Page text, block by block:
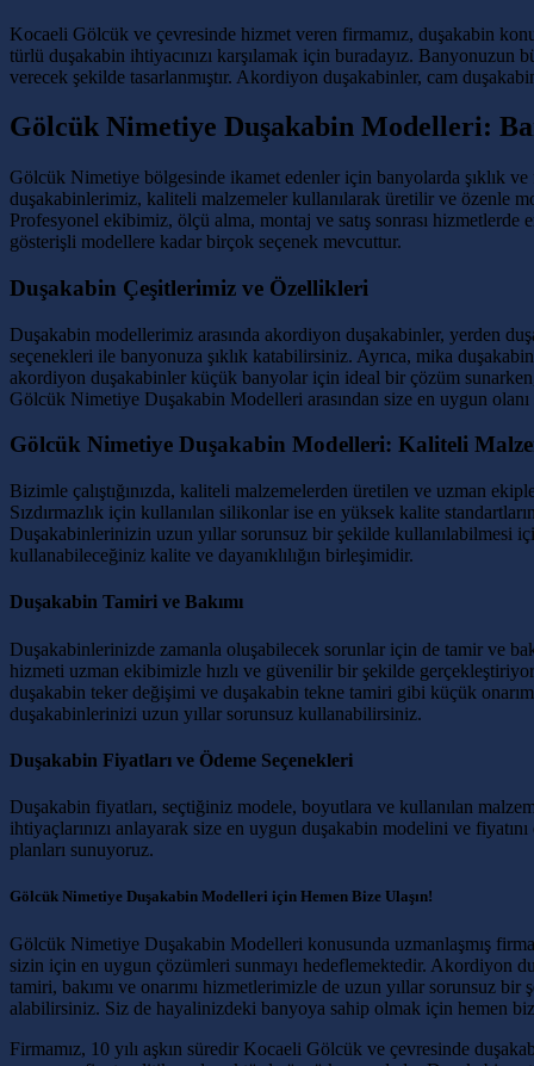
Kocaeli Gölcük ve çevresinde hizmet veren firmamız, duşakabin
türlü duşakabin ihtiyacınızı karşılamak için buradayız.
verecek şekilde tasarlanmıştır. Akordiyon duşakabinler, cam
Gölcük Nimetiye Duşakabin Modelleri:
Gölcük Nimetiye bölgesinde ikamet edenler için banyolarda şıklık
duşakabinlerimiz, kaliteli malzemeler kullanılarak üretilir ve özenle
Profesyonel ekibimiz, ölçü alma, montaj ve satış sonrası
gösterişli modellere kadar birçok seçenek mevcuttur.
Duşakabin Çeşitlerimiz ve Özellikleri
Duşakabin modellerimiz arasında akordiyon duşakabinler, yerden
seçenekleri ile banyonuza şıklık katabilirsiniz. Ayrıca, mika
akordiyon duşakabinler küçük banyolar için ideal bir çözüm
Gölcük Nimetiye Duşakabin Modelleri arasından size en uygun
Gölcük Nimetiye Duşakabin Modelleri: Kaliteli
Bizimle çalıştığınızda, kaliteli malzemelerden üretilen ve uzman
Sızdırmazlık için kullanılan silikonlar ise en yüksek kalite
Duşakabinlerinizin uzun yıllar sorunsuz bir şekilde kullanılabilmesi
kullanabileceğiniz kalite ve dayanıklılığın birleşimidir.
Duşakabin Tamiri ve Bakımı
Duşakabinlerinizde zamanla oluşabilecek sorunlar için de tamir ve
hizmeti uzman ekibimizle hızlı ve güvenilir bir şekilde
duşakabin teker değişimi ve duşakabin tekne tamiri gibi küçük
duşakabinlerinizi uzun yıllar sorunsuz kullanabilirsiniz.
Duşakabin Fiyatları ve Ödeme Seçenekleri
Duşakabin fiyatları, seçtiğiniz modele, boyutlara ve kullanılan
ihtiyaçlarınızı anlayarak size en uygun duşakabin modelini ve
planları sunuyoruz.
Gölcük Nimetiye Duşakabin Modelleri için Hemen Bize Ulaşın!
Gölcük Nimetiye Duşakabin Modelleri konusunda uzmanlaşmış
sizin için en uygun çözümleri sunmayı hedeflemektedir. Akordiyon
tamiri, bakımı ve onarımı hizmetlerimizle de uzun yıllar sorunsuz
alabilirsiniz. Siz de hayalinizdeki banyoya sahip olmak için hemen
Firmamız, 10 yılı aşkın süredir Kocaeli Gölcük ve çevresinde